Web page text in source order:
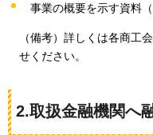
事業の概要を示す資料
（備考）詳しくは各商工
せください。
2.取扱金融機関へ